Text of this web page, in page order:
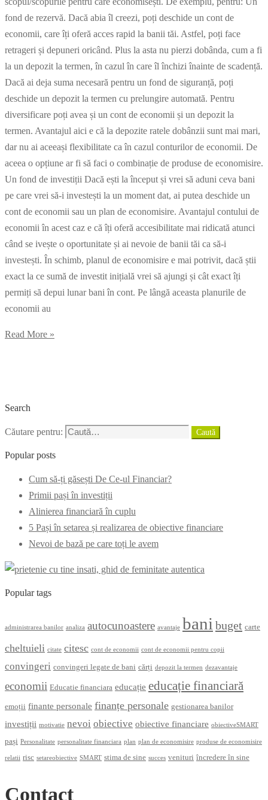
fond de rezervă. Dacă abia îl creezi, poți deschide un cont de
economii, care îți oferă acces rapid la banii tăi. Astfel, poți face
retrageri și depuneri oricând. Plus la asta nu pierzi dobânda, cum a fi
la un depozit la termen, în cazul în care îl închizi înainte de scadență.
Dacă ai deja suma necesară pentru un fond de siguranță, poți
deschide un depozit la termen cu prelungire automată. Pentru
diversificare poți avea și un cont de economii și un depozit la
termen. Avantajul aici e că la depozite ratele dobânzii sunt mai mari,
dar nu ai aceeași flexibilitate ca în cazul conturilor de economii. De
aceea o opțiune ar fi să faci o combinație de produse de economisire.
Un fond de investiții Dacă ești la început și vrei să aduni ceva bani
pe care vrei să-i investești la un moment dat, ai putea deschide un
cont de economii sau un plan de economisire. Avantajul contului de
economii în acest caz e că îți oferă accesibilitate mai ridicată atunci
când se ivește o oportunitate și ai nevoie de banii tăi ca să-i
investești. În schimb, planul de economisire e mai potrivit, dacă știi
exact la ce sumă de investit inițială vrei să ajungi și cât exact îți
permiți să depui lunar bani în cont. Pe lângă aceasta planurile de
economii au
Read More »
Search
Căutare pentru: Caută
Popular posts
Cum să-ți găsești De Ce-ul Financiar?
Primii pași în investiții
Alinierea financiară în cuplu
5 Pași în setarea și realizarea de obiective financiare
Nevoi de bază pe care toți le avem
Popular tags
administrarea banilor analiza autocunoastere avantaje bani buget carte
cheltuieli citate citesc cont de economii cont de economii pentru copii
convingeri convingeri legate de bani cărți depozit la termen dezavantaje
economii Educatie financiara educație educație financiară
emoții finante personale finanțe personale gestionarea banilor
investiții motivatie nevoi obiective obiective financiare obiectiveSMART
pași Personalitate personalitate financiara plan plan de economisire produse de economisire
relatii risc setareobiective SMART stima de sine succes venituri încredere în sine
Contact